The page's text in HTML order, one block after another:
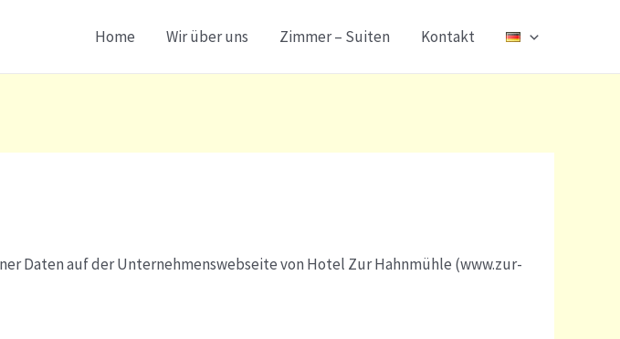
Home Wir über uns Zimmer – Suiten Kontakt
Daten auf der Unternehmenswebseite von Hotel Zur Hahnmühle (www.zur-